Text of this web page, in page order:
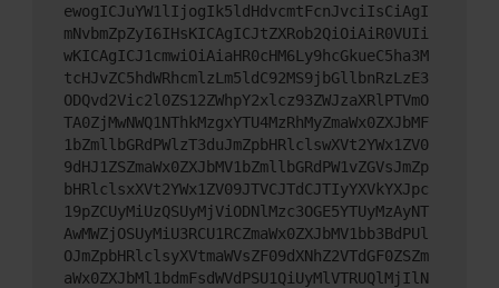
ewogICJuYW1lIjogIk5ldHdvcmtFcnJvciIsCiAgI
mNvbmZpZyI6IHsKICAgICJtZXRob2QiOiAiR0VUIi
wKICAgICJ1cmwiOiAiaHR0cHM6Ly9hcGkueC5ha3M
tcHJvZC5hdWRhcmlzLm5ldC92MS9jbGllbnRzLzE3
ODQvd2Vic2l0ZS12ZWhpY2xlcz93ZWJzaXRlPTVmO
TA0ZjMwNWQ1NThkMzgxYTU4MzRhMyZmaWx0ZXJbMF
1bZmllbGRdPWlzT3duJmZpbHRlclswXVt2YWx1ZV0
9dHJ1ZSZmaWx0ZXJbMV1bZmllbGRdPW1vZGVsJmZp
bHRlclsxXVt2YWx1ZV09JTVCJTdCJTIyYXVkYXJpc
19pZCUyMiUzQSUyMjViODNlMzc3OGE5YTUyMzAyNT
AwMWZjOSUyMiU3RCU1RCZmaWx0ZXJbMV1bb3BdPUl
OJmZpbHRlclsyXVtmaWVsZF09dXNhZ2VTdGF0ZSZm
aWx0ZXJbMl1bdmFsdWVdPSU1QiUyMlVTRUQlMjIlN